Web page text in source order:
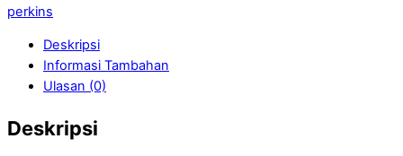
perkins
Deskripsi
Informasi Tambahan
Ulasan (0)
Deskripsi